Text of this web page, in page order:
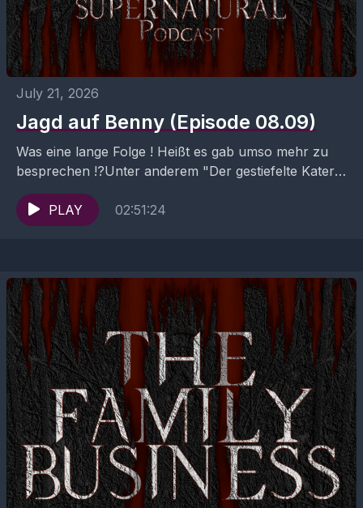
July 21, 2026
Jagd auf Benny (Episode 08.09)
Was eine lange Folge ! Heißt es gab umso mehr zu
besprechen !?Unter anderem "Der gestiefelte Kater
und der letzte Wunsch" und den tiefen...
PLAY
02:51:24